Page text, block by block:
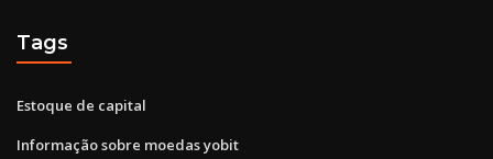
Tags
Estoque de capital
Informação sobre moedas yobit